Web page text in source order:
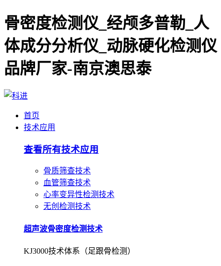
骨密度检测仪_经颅多普勒_人
体成分分析仪_动脉硬化检测仪
品牌厂家-南京澳思泰
首页
技术应用
查看所有技术应用
骨质筛查技术
血管筛查技术
心率变异性检测技术
无创检测技术
超声波骨密度检测技术
KJ3000技术体系（足跟骨检测）